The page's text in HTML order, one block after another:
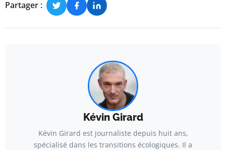
Partager :
Kévin Girard
Kévin Girard est journaliste depuis huit ans,
spécialisé dans les transitions écologiques. Il a